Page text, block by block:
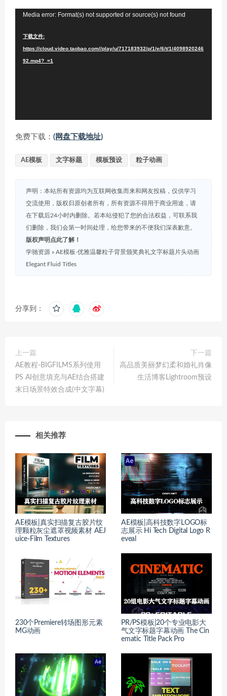
Media error: Format(s) not supported or source(s) not found
下载文件:
https://cloud.video.taobao.com//play/u/717183932/p/1/e/6/t/1/4098920246
92.mp4?_=1
免费下载： (网盘下载地址)
AE模板 文字标题 模板预设 粒子动画
声明：本站所有资源均为互联网收集而来和网友投稿，仅供学习
交流使用，版权归原创者所有，所有资源不得用于商业用途，请
在下载后24小时内删除。若本站侵犯了您的合法权益，可联系我
们删除，我们会第一时间处理，给您带来的不便我们深表歉意。
版权声明点此了解！
学驰资源 » AE模板-优雅温馨粒子背景颁奖典礼文字标题片头动画
Elegant Fluid Titles
分享到：
上一篇
AE教程-BIGFILMS系列使用
PS AI创意填充与AE结合搭建
末日场景特效合成(中文字幕)
下一篇
高品质美丽梦幻柔和婚礼肖像
生活博客Lightroom预设
相关推荐
AE模板|真实扫描复古胶片纹
理颗粒灰尘遮罩视频素材 AEJ
uice-Film Textures
AE模板|高科技数字LOGO标
志展示 Hi Tech Digital Logo R
eveal
230个Premiere转场图形元素
MG动画
PR/PS模板|20个专业电影大
气文字标题字幕动画 The Cin
ematic Title Pack Pro